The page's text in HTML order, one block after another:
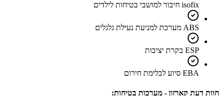
isofix חיבור למושבי בטיחות לילדים
ABS מערכת למניעת נעילת גלגלים
ESP בקרת יציבות
EBA סיוע לבלימת חירום
חוות דעת קארזון - מערכות בטיחות: